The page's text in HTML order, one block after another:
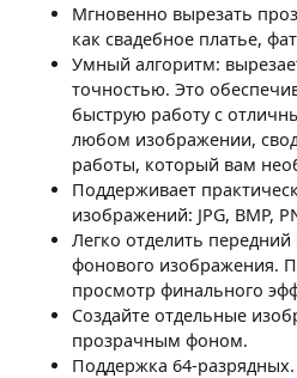
Мгновенно вырезать
как свадебное платье,
Умный алгоритм:
точностью. Это
быструю работу с
любом изображении,
работы, который вам
Поддерживает
изображений: JPG, BMP,
Легко отделить
фонового изображения.
просмотр финального
Создайте отдельные
прозрачным фоном.
Поддержка 64-разрядных.